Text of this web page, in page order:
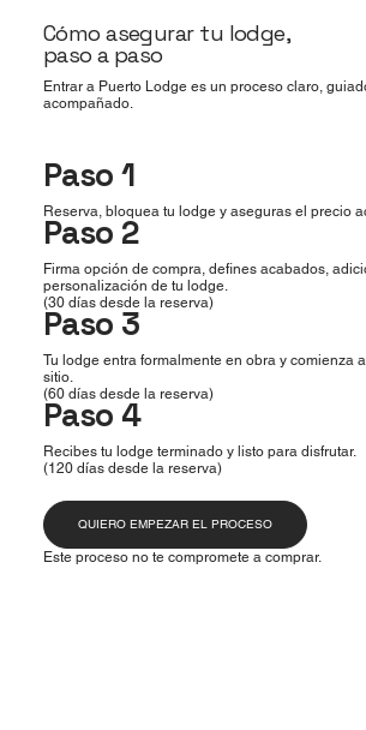
Cómo asegurar tu lodge,
paso a paso
Entrar a Puerto Lodge es un proceso claro,
acompañado.
Paso 1
Reserva, bloquea tu lodge y aseguras el precio
Paso 2
Firma opción de compra, defines acabados,
personalización de tu lodge.
(30 días desde la reserva)
Paso 3
Tu lodge entra formalmente en obra y comienza
sitio.
(60 días desde la reserva)
Paso 4
Recibes tu lodge terminado y listo para disfrutar.
(120 días desde la reserva)
QUIERO EMPEZAR EL PROCESO
Este proceso no te compromete a comprar.